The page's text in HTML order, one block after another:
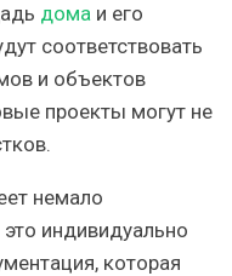
дома и его
соответствовать
и объектов
проекты могут не
немало
индивидуально
которая